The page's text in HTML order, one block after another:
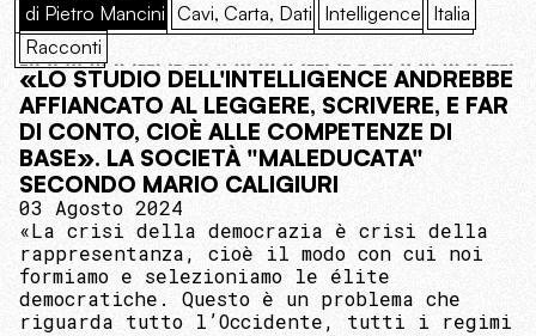
di Pietro Mancini Cavi, Carta, Dati Intelligence Italia
Racconti
«LO STUDIO DELL'INTELLIGENCE ANDREBBE
AFFIANCATO AL LEGGERE, SCRIVERE, E FAR
DI CONTO, CIOÈ ALLE COMPETENZE DI
BASE». LA SOCIETÀ "MALEDUCATA"
SECONDO MARIO CALIGIURI
03 Agosto 2024
«La crisi della democrazia è crisi della
rappresentanza, cioè il modo con cui noi
formiamo e selezioniamo le élite
democratiche. Questo è un problema che
riguarda tutto l’Occidente, tutti i regimi